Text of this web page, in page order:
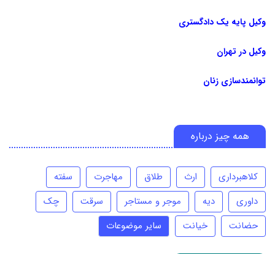
وکیل پایه یک دادگستری
وکیل در تهران
توانمندسازی زنان
همه چیز درباره
کلاهبرداری ارث طلاق مهاجرت
سفته
داوری
دیه موجر و مستاجر سرقت
چک
حضانت
خیانت سایر موضوعات